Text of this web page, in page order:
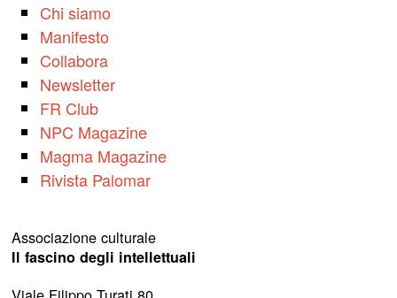
Chi siamo
Manifesto
Collabora
Newsletter
FR Club
NPC Magazine
Magma Magazine
Rivista Palomar
Associazione culturale
Il fascino degli intellettuali